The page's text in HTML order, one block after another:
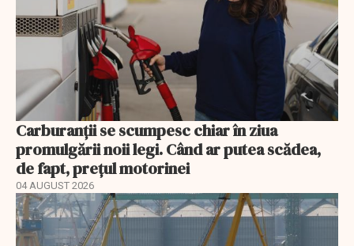
Carburanții se scumpesc chiar în ziua
promulgării noii legi. Când ar putea scădea,
de fapt, prețul motorinei
04 AUGUST 2026